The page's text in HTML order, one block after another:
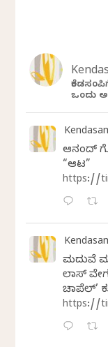
ಒಂದು
ಆನಂದ್‌
“ಆಟ”
https://
ಮದುವೆ
ಲಾಸ್‌
ಚಾಪೆಲ್’
https://